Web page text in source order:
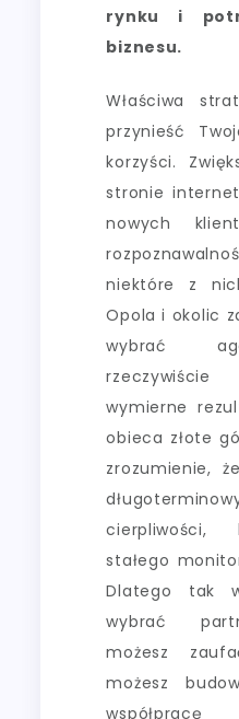
rynku i
biznesu.
Właściwa
przynieść
korzyści.
stronie
nowych
niektóre z
Opola i okolic
wybrać
wymierne
obieca złote
zrozumienie,
cierpliwości,
stałego
Dlatego tak
wybrać
możesz
możesz